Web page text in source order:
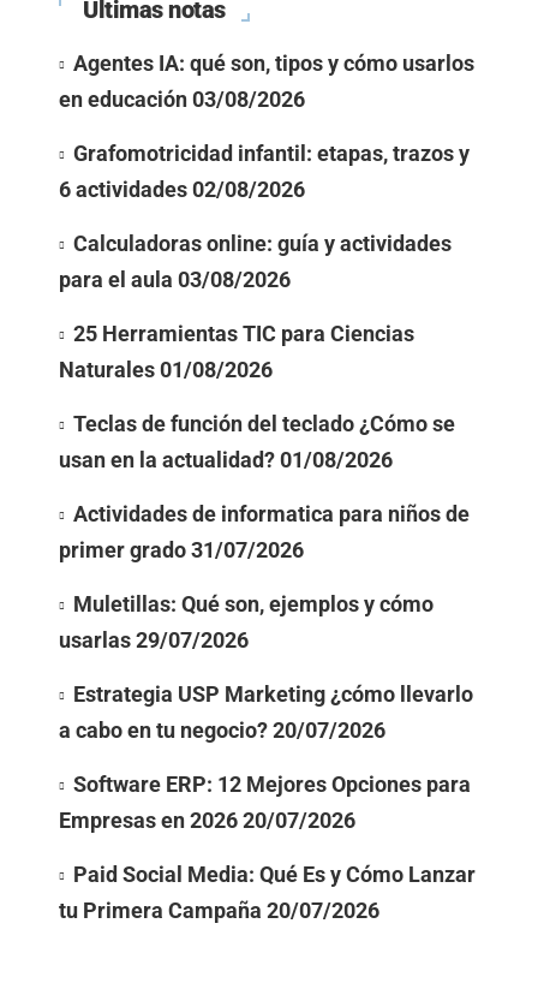
Últimas notas
Agentes IA: qué son, tipos y cómo usarlos
en educación03/08/2026
Grafomotricidad infantil: etapas, trazos y
6 actividades02/08/2026
Calculadoras online: guía y actividades
para el aula 03/08/2026
25 Herramientas TIC para Ciencias
Naturales01/08/2026
Teclas de función del teclado ¿Cómo se
usan en la actualidad?01/08/2026
Actividades de informatica para niños de
primer grado31/07/2026
Muletillas: Qué son, ejemplos y cómo
usarlas29/07/2026
Estrategia USP Marketing ¿cómo llevarlo
a cabo en tu negocio?20/07/2026
Software ERP: 12 Mejores Opciones para
Empresas en 202620/07/2026
Paid Social Media: Qué Es y Cómo Lanzar
tu Primera Campaña 20/07/2026